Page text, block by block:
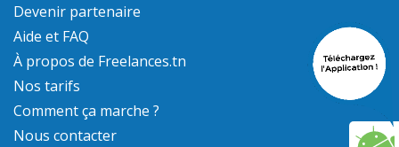
Devenir partenaire
Aide et FAQ
À propos de Freelances.tn
Nos tarifs
Comment ça marche ?
Nous contacter